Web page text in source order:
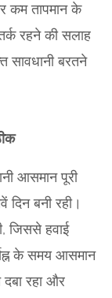
कम तापमान के
रहने की सलाह
सावधानी बरतने
आसमान पूरी
बनी रही।
जिससे हवाई
के समय आसमान
रहा और